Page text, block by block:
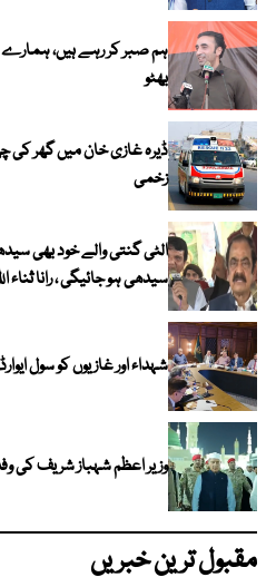
ہم صبر کر رہے ہیں، ہمارے
بھٹو
زخمی
الٹی گنتی والے خود بھی
سیدھی ہو جائیگی ، رانا ثناء
شہداء اور غازیوں کو سول
وزیر اعظم شہباز شریف کی
مقبول ترین خبریں